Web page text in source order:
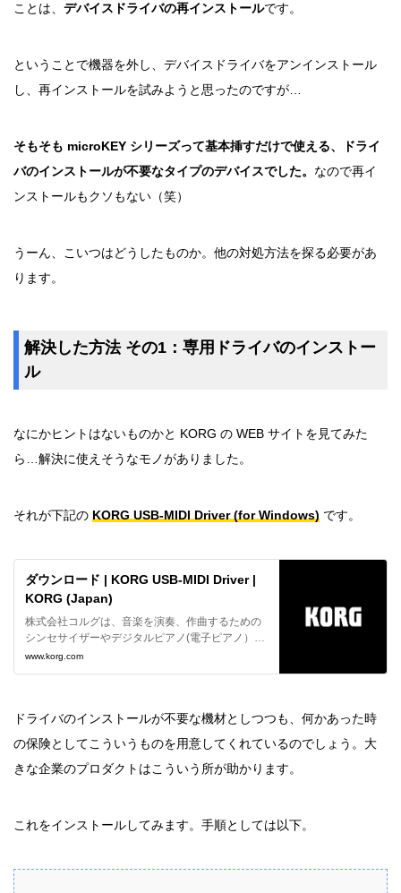
ことは、 デバイスドライバの再インストールです。
ということで機器を外し、デバイスドライバをアンインストール
し、再インストールを試みようと思ったのですが…
そもそも microKEY シリーズって基本挿すだけで使える、ドライ
バのインストールが不要なタイプのデバイスでした。 なので再イ
ンストールもクソもない（笑）
うーん、こいつはどうしたものか。他の対処方法を探る必要があ
ります。
解決した方法 その1：専用ドライバのインストー
ル
なにかヒントはないものかと KORG の WEB サイトを見てみた
ら…解決に使えそうなモノがありました。
それが下記の KORG USB-MIDI Driver (for Windows) です。
ダウンロード | KORG USB-MIDI Driver |
KORG (Japan)
株式会社コルグは、音楽を演奏、作曲するための
シンセサイザーやデジタルピアノ(電子ピアノ）、
DJ機器、デジタル・レコーダー、エフェクター、
www.korg.com
ドライバのインストールが不要な機材としつつも、何かあった時
の保険としてこういうものを用意してくれているのでしょう。大
きな企業のプロダクトはこういう所が助かります。
これをインストールしてみます。手順としては以下。